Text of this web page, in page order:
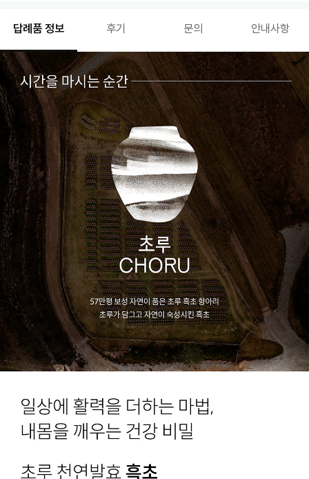
답례품 정보 후기 문의 안내사항